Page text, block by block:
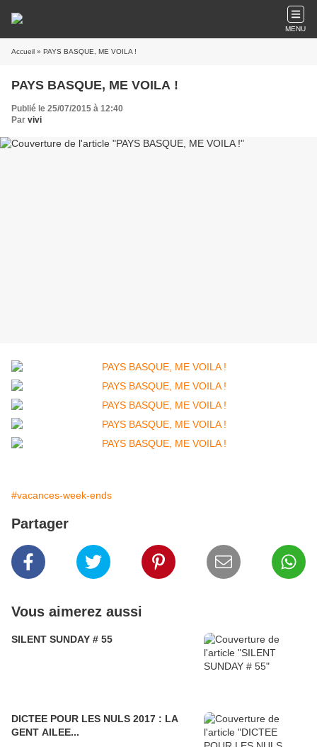
MENU
Accueil » PAYS BASQUE, ME VOILA !
PAYS BASQUE, ME VOILA !
Publié le 25/07/2015 à 12:40
Par vivi
#vacances-week-ends
Partager
Vous aimerez aussi
SILENT SUNDAY # 55
DICTEE POUR LES NULS 2017 : LA
GENT AILEE...